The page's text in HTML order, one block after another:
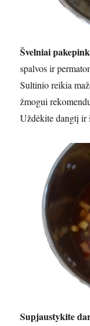
Švelniai
spalvos ir
Sultinio reikia
žmogui
Uždėkite dangtį ir
Supjaustykite